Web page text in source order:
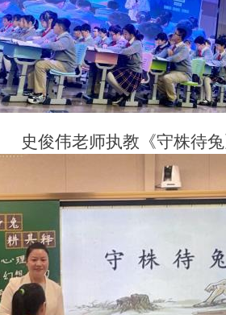
史俊伟老师执教《守株待